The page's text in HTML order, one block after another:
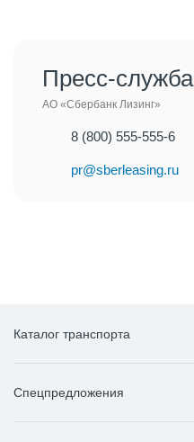
Пресс-служба
АО «Сбербанк Лизинг»
8 (800) 555-555-6
pr@sberleasing.ru
Каталог транспорта
Спецпредложения